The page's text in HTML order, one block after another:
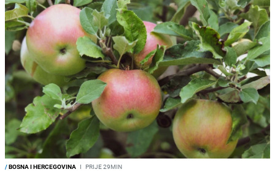
/BOSNA I HERCEGOVINA I PRIJE 29MIN